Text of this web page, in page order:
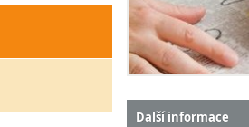
Další informace